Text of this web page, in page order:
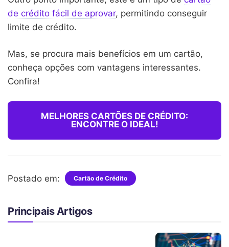
de crédito fácil de aprovar, permitindo conseguir
limite de crédito.
Mas, se procura mais benefícios em um cartão,
conheça opções com vantagens interessantes.
Confira!
MELHORES CARTÕES DE CRÉDITO:
ENCONTRE O IDEAL!
Postado em: Cartão de Crédito
Principais Artigos